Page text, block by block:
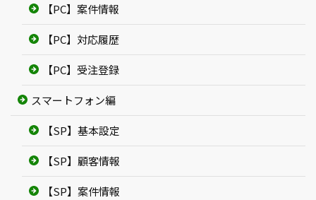
【PC】案件情報
【PC】対応履歴
【PC】受注登録
スマートフォン編
【SP】基本設定
【SP】顧客情報
【SP】案件情報